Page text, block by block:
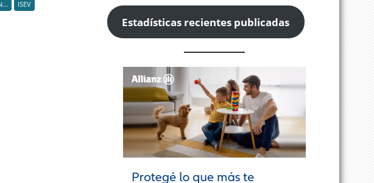
SERIOS!
ISEV
Estadísticas recientes publicadas